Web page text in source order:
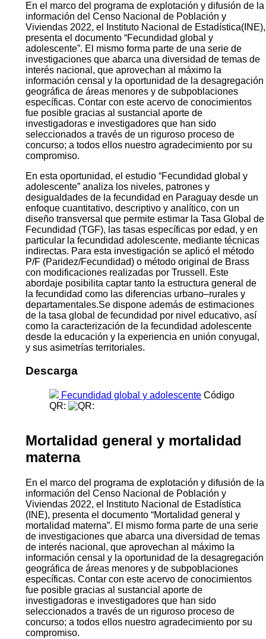
En el marco del programa de explotación y difusión de la
información del Censo Nacional de Población y
Viviendas 2022, el Instituto Nacional de Estadística(INE),
presenta el documento “Fecundidad global y
adolescente”. El mismo forma parte de una serie de
investigaciones que abarca una diversidad de temas de
interés nacional, que aprovechan al máximo la
información censal y la oportunidad de la desagregación
geográfica de áreas menores y de subpoblaciones
específicas. Contar con este acervo de conocimientos
fue posible gracias al sustancial aporte de
investigadoras e investigadores que han sido
seleccionados a través de un riguroso proceso de
concurso; a todos ellos nuestro agradecimiento por su
compromiso.
En esta oportunidad, el estudio “Fecundidad global y
adolescente” analiza los niveles, patrones y
desigualdades de la fecundidad en Paraguay desde un
enfoque cuantitativo, descriptivo y analítico, con un
diseño transversal que permite estimar la Tasa Global de
Fecundidad (TGF), las tasas específicas por edad, y en
particular la fecundidad adolescente, mediante técnicas
indirectas. Para esta investigación se aplicó el método
P/F (Paridez/Fecundidad) o método original de Brass
con modificaciones realizadas por Trussell. Este
abordaje posibilita captar tanto la estructura general de
la fecundidad como las diferencias urbano–rurales y
departamentales.Se dispone además de estimaciones
de la tasa global de fecundidad por nivel educativo, así
como la caracterización de la fecundidad adolescente
desde la educación y la experiencia en unión conyugal,
y sus asimetrías territoriales.
Descarga
Fecundidad global y adolescente Código
QR:
Mortalidad general y mortalidad
materna
En el marco del programa de explotación y difusión de la
información del Censo Nacional de Población y
Viviendas 2022, el Instituto Nacional de Estadística
(INE), presenta el documento “Mortalidad general y
mortalidad materna”. El mismo forma parte de una serie
de investigaciones que abarca una diversidad de temas
de interés nacional, que aprovechan al máximo la
información censal y la oportunidad de la desagregación
geográfica de áreas menores y de subpoblaciones
específicas. Contar con este acervo de conocimientos
fue posible gracias al sustancial aporte de
investigadoras e investigadores que han sido
seleccionados a través de un riguroso proceso de
concurso; a todos ellos nuestro agradecimiento por su
compromiso.